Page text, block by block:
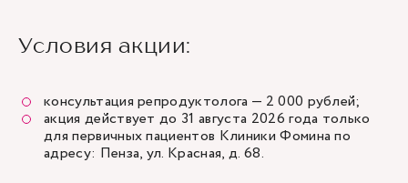
Условия акции:
консультация репродуктолога — 2 000 рублей;
акция действует до 31 августа 2026 года только
для первичных пациентов Клиники Фомина по
адресу: Пенза, ул. Красная, д. 68.